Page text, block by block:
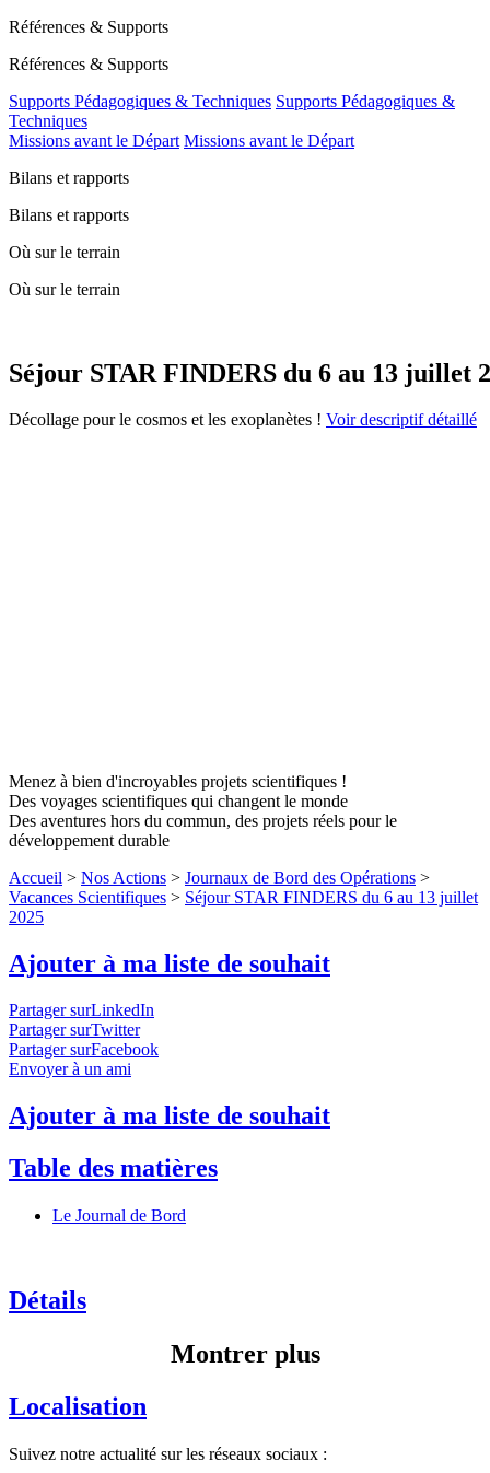
Références & Supports
Références & Supports
Supports Pédagogiques & Techniques Supports Pédagogiques &
Techniques
Missions avant le Départ Missions avant le Départ
Bilans et rapports
Bilans et rapports
Où sur le terrain
Où sur le terrain
Séjour STAR FINDERS du 6 au 13 juillet
Décollage pour le cosmos et les exoplanètes ! Voir descriptif détaillé
Menez à bien d'incroyables projets scientifiques !
Des voyages scientifiques qui changent le monde
Des aventures hors du commun, des projets réels pour le
développement durable
Accueil > Nos Actions > Journaux de Bord des Opérations >
Vacances Scientifiques > Séjour STAR FINDERS du 6 au 13 juillet
2025
Ajouter à ma liste de souhait
Partager surLinkedIn
Partager surTwitter
Partager surFacebook
Envoyer à un ami
Ajouter à ma liste de souhait
Table des matières
Le Journal de Bord
Détails
Montrer plus
Localisation
Suivez notre actualité sur les réseaux sociaux :